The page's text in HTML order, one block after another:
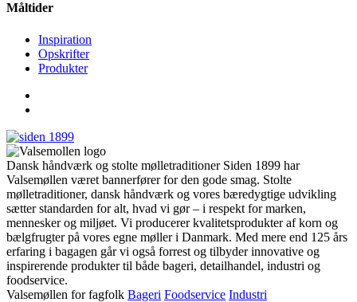
Måltider
Inspiration
Opskrifter
Produkter
Dansk håndværk og stolte mølletraditioner Siden 1899 har
Valsemøllen været bannerfører for den gode smag. Stolte
mølletraditioner, dansk håndværk og vores bæredygtige udvikling
sætter standarden for alt, hvad vi gør – i respekt for marken,
mennesker og miljøet. Vi producerer kvalitetsprodukter af korn og
bælgfrugter på vores egne møller i Danmark. Med mere end 125 års
erfaring i bagagen går vi også forrest og tilbyder innovative og
inspirerende produkter til både bageri, detailhandel, industri og
foodservice.
Valsemøllen for fagfolk Bageri Foodservice Industri